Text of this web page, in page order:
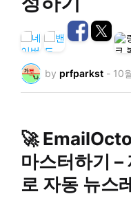
by prfparkst - 10
🚀
마스터하기 –
로 자동 뉴스